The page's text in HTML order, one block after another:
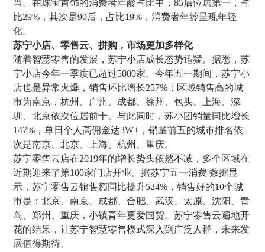
当。在珠宝首饰的消费者年龄占比中，85后位居第一，占
比29%，其次是90后，占比19%，消费者年龄呈现年轻
化。
苏宁小 店、零售云、拼购，市场更加多样化
随着智慧零售的发展，苏宁小店成长态势迅猛。据悉，苏
宁小店今年一季度已超过5000家。今年五一期间，苏宁小
店也是异常火爆，销售环比增长257%；区域销售高的城
市为南京，杭州、广州、成都、徐州、包头、上海、深
圳、北京依次位居前十。与此同时，苏小团销量同比增长
147%，单日个人高佣金达3W+，销量前五的城市排名依
次是南京、北京、上海、杭州、重庆。
苏宁零售云店在2019年的增长势头 依然不减，多个区域在
近期迎来了第100家门店开业。据苏宁五一消费  数据显
示，苏宁零售云销售额同比提升524%，销售好的10个城
市是：北京、南京、成都、合肥、武汉、太原、沈阳、青
岛、郑州、重庆，小镇青年更爱国货。苏宁零售云遍地开
花的结果，让苏宁智慧零售模式深入到广泛人群，未来发
展值得期待。